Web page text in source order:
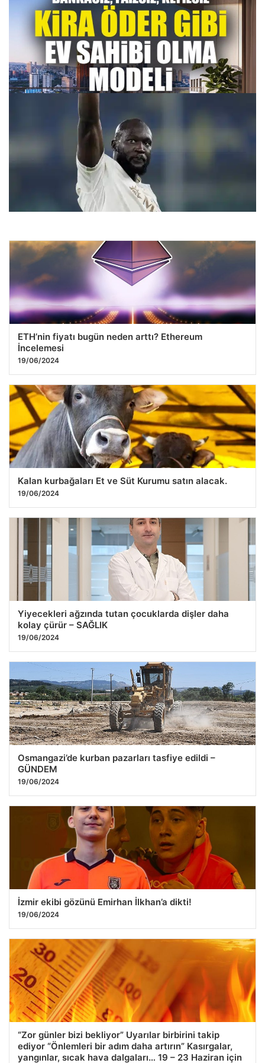
DAP Yapı’dan Bir İlk: Emlak Konut Güvencesiyle Kendi
Kendini Ödeyen Ev Modeli Ataşehir 173’te
Romelu Lukaku’nun Menajerinden Şok Ayrılık Açıklaması:
‘Böyle Bir Durumu Kabul Etmemiz Zor’
ETH’nin fiyatı bugün neden arttı? Ethereum
İncelemesi
19/06/2024
Kalan kurbağaları Et ve Süt Kurumu satın alacak.
19/06/2024
Yiyecekleri ağzında tutan çocuklarda dişler daha
kolay çürür – SAĞLIK
19/06/2024
Osmangazi’de kurban pazarları tasfiye edildi –
GÜNDEM
19/06/2024
İzmir ekibi gözünü Emirhan İlkhan’a dikti!
19/06/2024
“Zor günler bizi bekliyor” Uyarılar birbirini takip
ediyor “Önlemleri bir adım daha artırın” Kasırgalar,
yangınlar, sıcak hava dalgaları… 19 – 23 Haziran için